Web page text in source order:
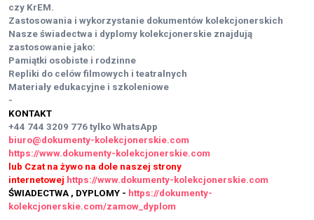
czy KrEM.
Zastosowania i wykorzystanie dokumentów kolekcjonerskich
Nasze świadectwa i dyplomy kolekcjonerskie znajdują
zastosowanie jako:
Pamiątki osobiste i rodzinne
Repliki do celów filmowych i teatralnych
Materiały edukacyjne i szkoleniowe
-
KONTAKT
+44 744 3209 776 tylko WhatsApp
biuro@dokumenty-kolekcjonerskie.com
https://www.dokumenty-kolekcjonerskie.com
lub Czat na żywo na dole naszej strony
internetowej https://www.dokumenty-kolekcjonerskie.com
ŚWIADECTWA , DYPLOMY - https://dokumenty-
kolekcjonerskie.com/zamow_dyplom